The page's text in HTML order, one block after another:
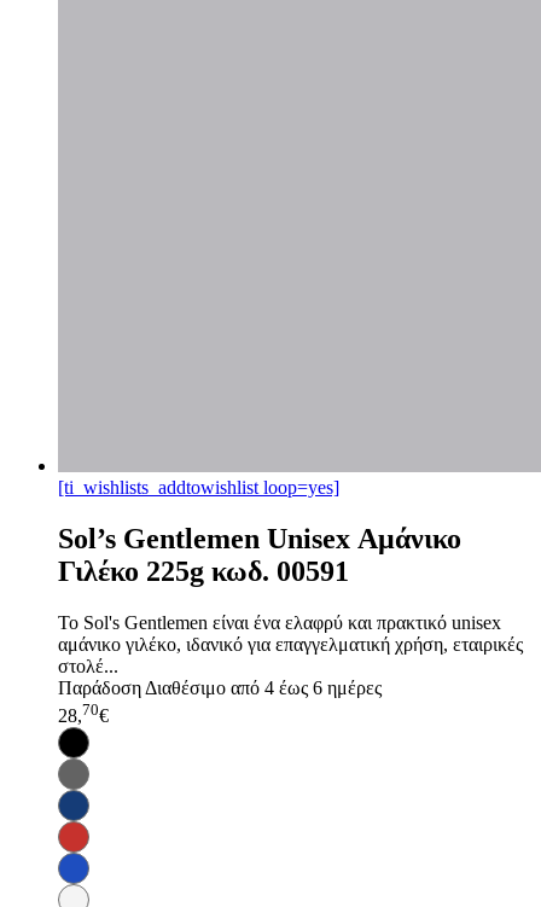
[ti_wishlists_addtowishlist loop=yes]
Sol’s Gentlemen Unisex Αμάνικο
Γιλέκο 225g κωδ. 00591
Το Sol's Gentlemen είναι ένα ελαφρύ και πρακτικό unisex
αμάνικο γιλέκο, ιδανικό για επαγγελματική χρήση, εταιρικές
στολέ...
Παράδοση Διαθέσιμο από 4 έως 6 ημέρες
28,70€